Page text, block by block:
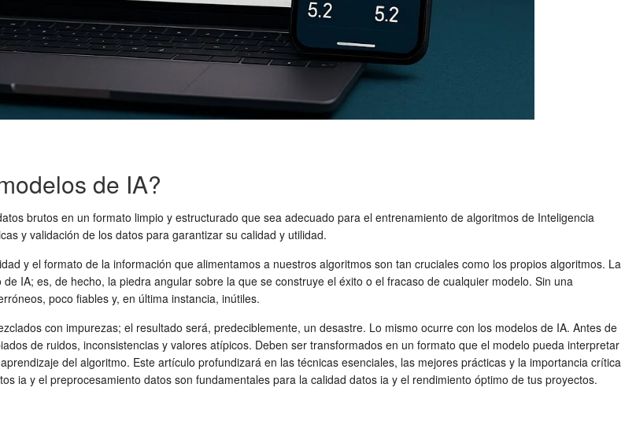
de IA?
brutos en un formato limpio y estructurado que sea adecuado para el entrenamiento de algoritmos de Inteligencia
y validación de los datos para garantizar su calidad y utilidad.
y el formato de la información que alimentamos a nuestros algoritmos son tan cruciales como los propios algoritmos. La
IA; es, de hecho, la piedra angular sobre la que se construye el éxito o el fracaso de cualquier modelo. Sin una
poco fiables y, en última instancia, inútiles.
con impurezas; el resultado será, predeciblemente, un desastre. Lo mismo ocurre con los modelos de IA. Antes de
de ruidos, inconsistencias y valores atípicos. Deben ser transformados en un formato que el modelo pueda interpretar
del algoritmo. Este artículo profundizará en las técnicas esenciales, las mejores prácticas y la importancia crítica
ia y el preprocesamiento datos son fundamentales para la calidad datos ia y el rendimiento óptimo de tus proyectos.